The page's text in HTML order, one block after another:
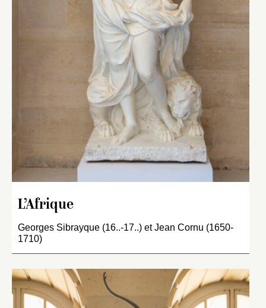
L’Afrique
Georges Sibrayque (16..-17..) et Jean Cornu (1650-
1710)